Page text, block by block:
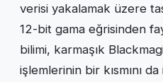
verisi yakalamak üzere
12-bit gama eğrisinden
bilimi, karmaşık
işlemlerinin bir kısmını